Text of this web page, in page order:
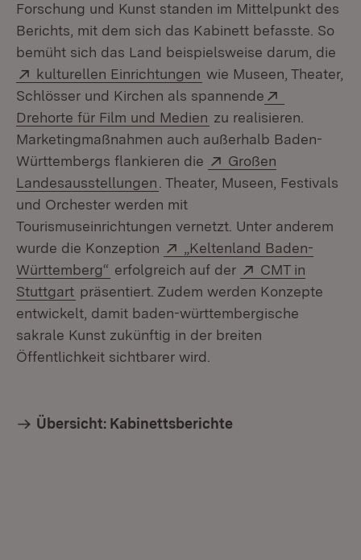
Forschung und Kunst standen im Mittelpunkt des
Berichts, mit dem sich das Kabinett befasste. So
bemüht sich das Land beispielsweise darum, die
Extern:
kulturellen Einrichtungen (Öffnet in neuem
wie Museen, Theater,
Schlösser und Kirchen als spannende
Drehorte für Film und Medien (Öffnet in neuem
zu realisieren.
Marketingmaßnahmen auch außerhalb Baden-
Württembergs flankieren die
Extern:
Großen
Landesausstellungen (Öffnet in neuem Fenster)
. Theater, Museen, Festivals
und Orchester werden mit
Tourismuseinrichtungen vernetzt. Unter anderem
wurde die Konzeption
Extern:
„Keltenland Baden-
Württemberg“ (Öffnet in neuem Fenster)
erfolgreich auf der Extern:
CMT in
Stuttgart (Öffnet in neuem Fenster)
präsentiert. Zudem werden Konzepte
entwickelt, damit baden-württembergische
sakrale Kunst zukünftig in der breiten
Öffentlichkeit sichtbarer wird.
Übersicht: Kabinettsberichte